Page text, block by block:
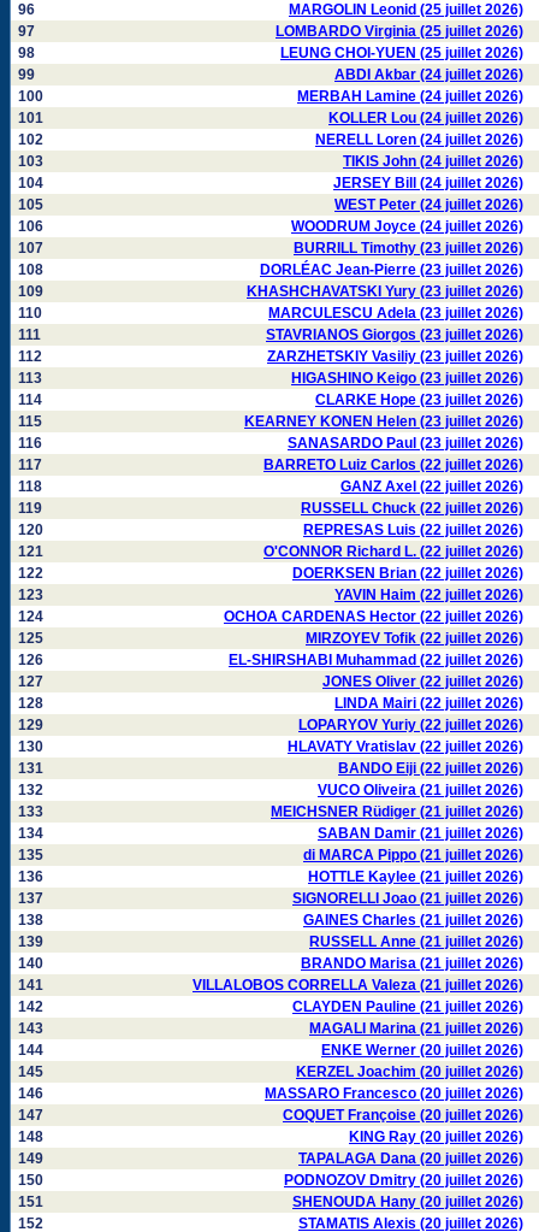
96
MARGOLIN Leonid (25 juillet 2026)
97
LOMBARDO Virginia (25 juillet 2026)
98
LEUNG CHOI-YUEN (25 juillet 2026)
99
ABDI Akbar (24 juillet 2026)
100
MERBAH Lamine (24 juillet 2026)
101
KOLLER Lou (24 juillet 2026)
102
NERELL Loren (24 juillet 2026)
103
TIKIS John (24 juillet 2026)
104
JERSEY Bill (24 juillet 2026)
105
WEST Peter (24 juillet 2026)
106
WOODRUM Joyce (24 juillet 2026)
107
BURRILL Timothy (23 juillet 2026)
108
DORLÉAC Jean-Pierre (23 juillet 2026)
109
KHASHCHAVATSKI Yury (23 juillet 2026)
110
MARCULESCU Adela (23 juillet 2026)
111
STAVRIANOS Giorgos (23 juillet 2026)
112
ZARZHETSKIY Vasiliy (23 juillet 2026)
113
HIGASHINO Keigo (23 juillet 2026)
114
CLARKE Hope (23 juillet 2026)
115
KEARNEY KONEN Helen (23 juillet 2026)
116
SANASARDO Paul (23 juillet 2026)
117
BARRETO Luiz Carlos (22 juillet 2026)
118
GANZ Axel (22 juillet 2026)
119
RUSSELL Chuck (22 juillet 2026)
120
REPRESAS Luis (22 juillet 2026)
121
O'CONNOR Richard L. (22 juillet 2026)
122
DOERKSEN Brian (22 juillet 2026)
123
YAVIN Haim (22 juillet 2026)
124
OCHOA CARDENAS Hector (22 juillet 2026)
125
MIRZOYEV Tofik (22 juillet 2026)
126
EL-SHIRSHABI Muhammad (22 juillet 2026)
127
JONES Oliver (22 juillet 2026)
128
LINDA Mairi (22 juillet 2026)
129
LOPARYOV Yuriy (22 juillet 2026)
130
HLAVATY Vratislav (22 juillet 2026)
131
BANDO Eiji (22 juillet 2026)
132
VUCO Oliveira (21 juillet 2026)
133
MEICHSNER Rüdiger (21 juillet 2026)
134
SABAN Damir (21 juillet 2026)
135
di MARCA Pippo (21 juillet 2026)
136
HOTTLE Kaylee (21 juillet 2026)
137
SIGNORELLI Joao (21 juillet 2026)
138
GAINES Charles (21 juillet 2026)
139
RUSSELL Anne (21 juillet 2026)
140
BRANDO Marisa (21 juillet 2026)
141
VILLALOBOS CORRELLA Valeza (21 juillet 2026)
142
CLAYDEN Pauline (21 juillet 2026)
143
MAGALI Marina (21 juillet 2026)
144
ENKE Werner (20 juillet 2026)
145
KERZEL Joachim (20 juillet 2026)
146
MASSARO Francesco (20 juillet 2026)
147
COQUET Françoise (20 juillet 2026)
148
KING Ray (20 juillet 2026)
149
TAPALAGA Dana (20 juillet 2026)
150
PODNOZOV Dmitry (20 juillet 2026)
151
SHENOUDA Hany (20 juillet 2026)
152
STAMATIS Alexis (20 juillet 2026)